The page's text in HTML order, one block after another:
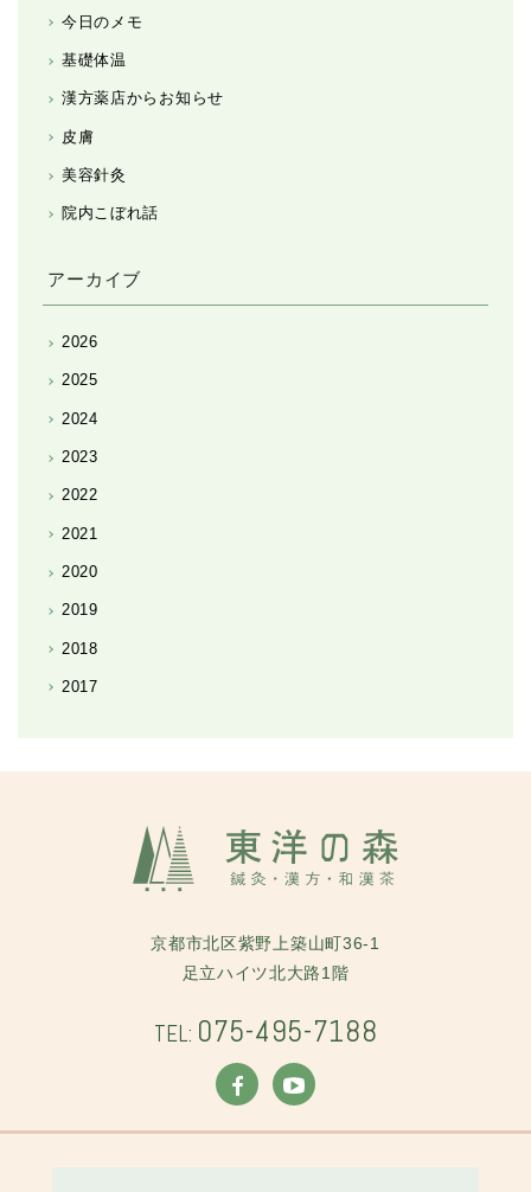
今日のメモ
基礎体温
漢方薬店からお知らせ
皮膚
美容針灸
院内こぼれ話
アーカイブ
2026
2025
2024
2023
2022
2021
2020
2019
2018
2017
京都市北区紫野上築山町36-1
足立ハイツ北大路1階
TEL: 075-495-7188